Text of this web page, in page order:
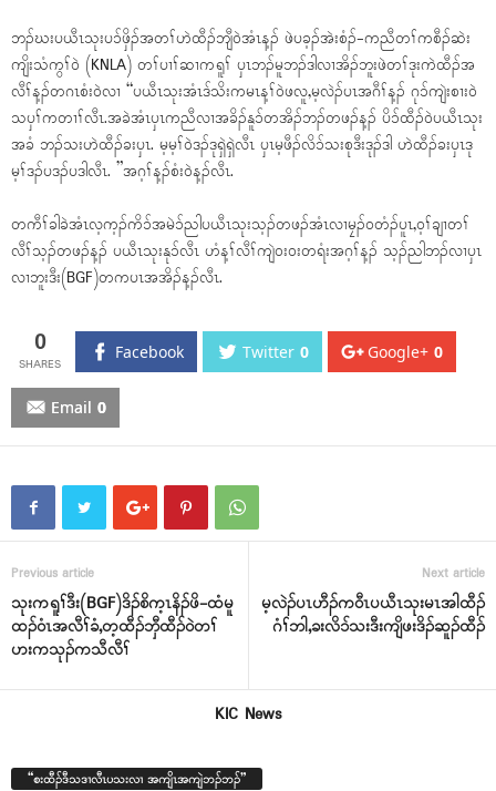
ဘၣ်ဃးပယီၤသုးပၥ်ဖှိၣ်အတၢ်ဟဲထီၣ်ဘျီဝဲအံၤန့ၣ် ဖဲပခ့ၣ်အဲးစံၣ်-ကညီတၢ်ကစီၣ်ဆဲး
ကျိးသံကွၢ်ဝဲ (KNLA) တၢ်ပၢၢ်ဆၢကရူၢ် ပှၤဘၣ်မူဘၣ်ဒါလၢအိၣ်ဘူးဖဲတၢ်ဒုးကဲထီၣ်အ
လီၢ်န့ၣ်တဂၤစံးဝဲလၢ “ပယီၤသုးအံၤဒ်သိးကမၤန့ၢ်ဝဲဖလူ,မ့လဲၣ်ပၤအဂီၢ်န့ၣ် ဂုၥ်ကျဲးစၢးဝဲ
သပှၢ်ကတၢၢ်လီၤ.အခဲအံၤပှၤကညီလၢအခိၣ်နူၥ်တအိၣ်ဘၣ်တဖၣ်န့ၣ် ပိၥ်ထီၣ်ဝဲပယီၤသုး
အခံ ဘၣ်သးဟဲထီၣ်ခးပှၤ. မ့မ့ၢ်ဝဲဒၣ်ဒုရှဲရှဲလီၤ ပှၤမ့ဖီၣ်လိၥ်သးစုဒီးဒုၣ်ဒါ ဟဲထီၣ်ခးပှၤဒု
မ့ၢ်ဒၣ်ပဒၣ်ပဒါလီၤ. ”အဂ့ၢ်န့ၣ်စံးဝဲန့ၣ်လီၤ.
တကီၢ်ခါခဲအံၤလ့က့ၣ်ကိၥ်အမဲၥ်ညါပယီၤသုးသ့ၣ်တဖၣ်အံၤလၢမၠၣ်ဝတံၣ်ပူၤ,ဝ့ၢ်ချၢတၢ်
လီၢ်သ့ၣ်တဖၣ်န့ၣ် ပယီၤသုးနုၥ်လီၤ ဟံန့ၢ်လီၢ်ကျဲဝးဝးတရံးအဂ့ၢ်န့ၣ် သ့ၣ်ညါဘၣ်လၢပှၤ
လၢဘူးဒီး(BGF)တကပၤအအိၣ်န့ၣ်လီၤ.
0 Facebook Twitter 0 Google+ 0
Email 0
Previous article
သုးကရူၢ်ဒီး(BGF)ဒိၣ်စိက့ၤနိၣ်ဖိ-ထံမူ
ထၣ်ဝံၤအလီၢ်ခံ,တ့ထီၣ်ဘှီထီၣ်ဝဲတၢ်
ဟးကသုၣ်ကသီလီၢ်
Next article
မ့လဲၣ်ပၤဟီၣ်ကဝီၤပယီၤသုးမၤအါထီၣ်
ဂံၢ်ဘါ,ခးလိၥ်သးဒီးကျိဖးဒိၣ်ဆူၣ်ထီၣ်
KIC News
“စးထီၣ်ဒီသဒၢလီၤပသးလၢ အကျိၤအကျဲဘၣ်ဘၣ်”